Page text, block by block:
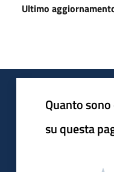
Ultimo
Quanto
su questa